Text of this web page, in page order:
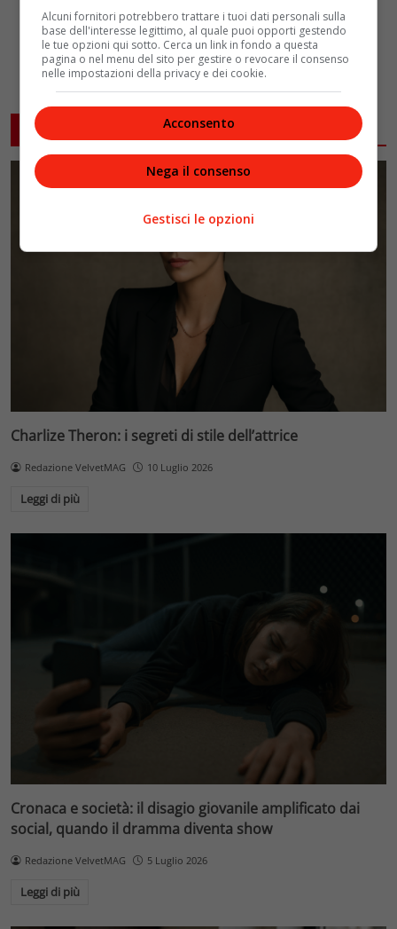
ARTICOLI CORRELATI
Charlize Theron: i segreti di stile dell’attrice
Redazione VelvetMAG 10 Luglio 2026
Leggi di più
Cronaca e società: il disagio giovanile amplificato dai
social, quando il dramma diventa show
Redazione VelvetMAG 5 Luglio 2026
Leggi di più
Alcuni fornitori potrebbero trattare i tuoi dati personali sulla
base dell'interesse legittimo, al quale puoi opporti gestendo
le tue opzioni qui sotto. Cerca un link in fondo a questa
pagina o nel menu del sito per gestire o revocare il consenso
nelle impostazioni della privacy e dei cookie.
Acconsento
Nega il consenso
Gestisci le opzioni